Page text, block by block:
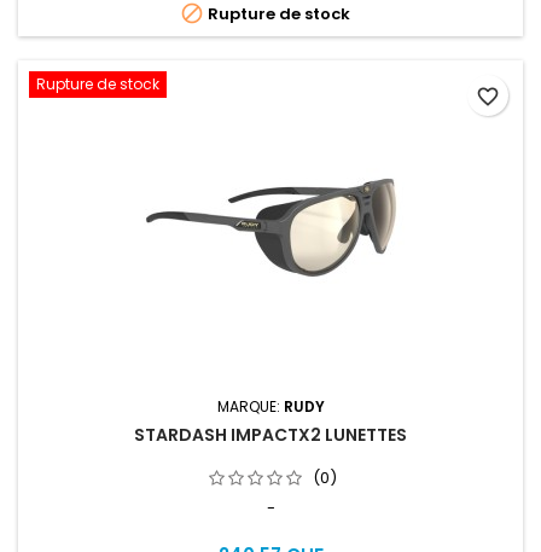
 Rupture de stock
Rupture de stock
MARQUE: RUDY
STARDASH IMPACTX2 LUNETTES
(0)
-
favorite_border